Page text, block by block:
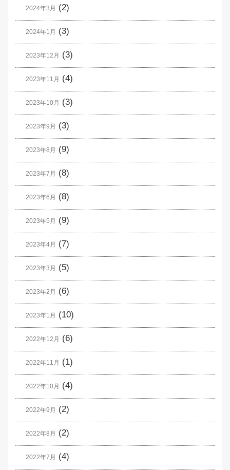
2024年3月 (2)
2024年1月 (3)
2023年12月 (3)
2023年11月 (4)
2023年10月 (3)
2023年9月 (3)
2023年8月 (9)
2023年7月 (8)
2023年6月 (8)
2023年5月 (9)
2023年4月 (7)
2023年3月 (5)
2023年2月 (6)
2023年1月 (10)
2022年12月 (6)
2022年11月 (1)
2022年10月 (4)
2022年9月 (2)
2022年8月 (2)
2022年7月 (4)